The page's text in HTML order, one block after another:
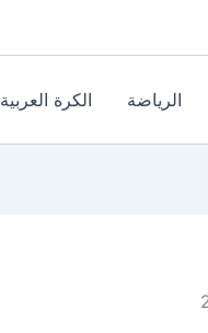
الرياضة الكرة العربية